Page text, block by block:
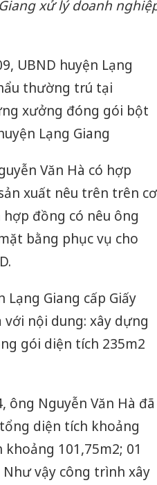
xử lý doanh
UBND huyện Lạng
thường trú tại
xưởng đóng gói bột
Lạng Giang
Văn Hà có hợp
xuất nêu trên trên cơ
đồng có nêu ông
bằng phục vụ cho
Lạng Giang cấp Giấy
với nội dung: xây dựng
gói diện tích 235m2
Nguyễn Văn Hà đã
diện tích khoảng
101,75m2; 01
vậy công trình xây